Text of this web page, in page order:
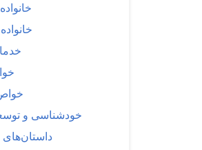
خودشناسی و
داستان‌های